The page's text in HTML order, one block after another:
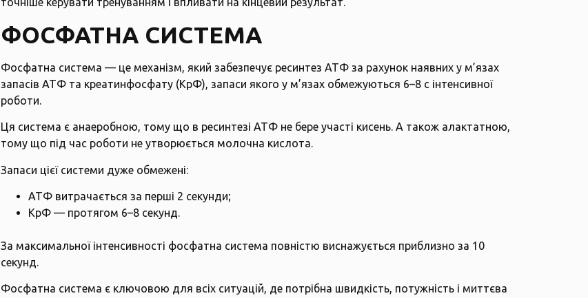
ФОСФАТНА СИСТЕМА
Фосфатна система — це механізм, який забезпечує ресинтез АТФ за рахунок наявних у м’язах
запасів АТФ та креатинфосфату (КрФ), запаси якого у м’язах обмежуються 6–8 с інтенсивної
роботи.
Ця система є анаеробною, тому що в ресинтезі АТФ не бере участі кисень. А також алактатною,
тому що під час роботи не утворюється молочна кислота.
Запаси цієї системи дуже обмежені:
АТФ витрачається за перші 2 секунди;
КрФ — протягом 6–8 секунд.
За максимальної інтенсивності фосфатна система повністю виснажується приблизно за 10
секунд.
Фосфатна система є ключовою для всіх ситуацій, де потрібна швидкість, потужність і миттєва